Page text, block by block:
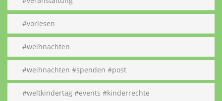
#vorlesen
#weihnachten
#weihnachten #spenden #post
#weltkindertag #events #kinderrechte